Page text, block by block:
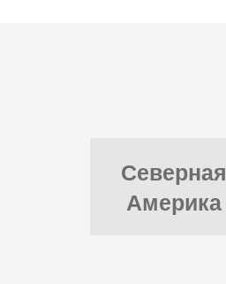
Северная
Америка